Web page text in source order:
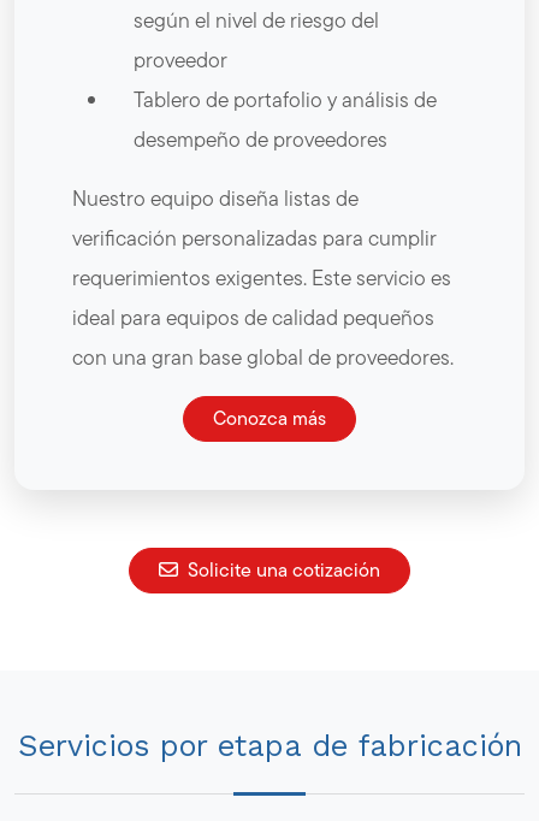
según el nivel de riesgo del
proveedor
Tablero de portafolio y análisis de
desempeño de proveedores
Nuestro equipo diseña listas de
verificación personalizadas para cumplir
requerimientos exigentes. Este servicio es
ideal para equipos de calidad pequeños
con una gran base global de proveedores.
Conozca más
Solicite una cotización
Servicios por etapa de fabricación